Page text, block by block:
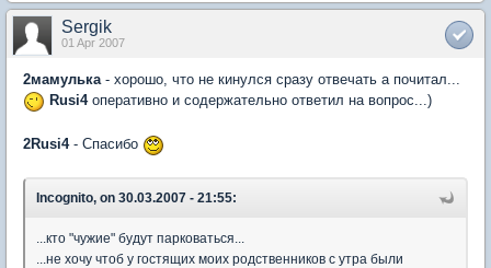
Sergik
01 Apr 2007
2мамулька- хорошо, что не кинулся сразу отвечать а почитал...
Rusi4оперативно и содержательно ответил на вопрос...)
2Rusi4- Спасибо
Incognito, on 30.03.2007 - 21:55:
...кто "чужие" будут парковаться...
...не хочу чтоб у гостящих моих родственников с утра были